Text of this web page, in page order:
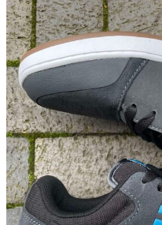
pris
var:
649 kr..
pris
er:
499 kr..